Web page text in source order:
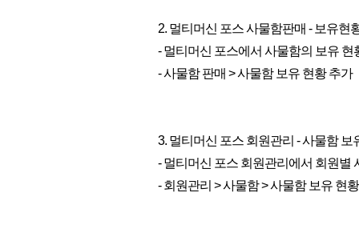
2. 멀티머신 포스 사물함판매 - 보유현
- 멀티머신 포스에서 사물함의 보유 현
- 사물함 판매 > 사물함 보유 현황 추가
3. 멀티머신 포스 회원관리 - 사물함 보
- 멀티머신 포스 회원관리에서 회원별
- 회원관리 > 사물함 > 사물함 보유 현